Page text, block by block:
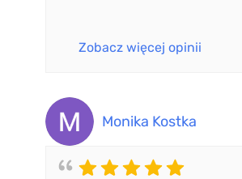
Zobacz więcej opinii
Monika Kostka